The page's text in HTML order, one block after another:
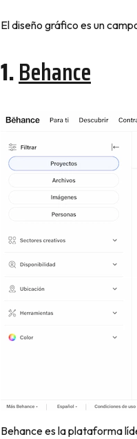
El diseño gráfico es un
1.Behance
Behance es la plataforma